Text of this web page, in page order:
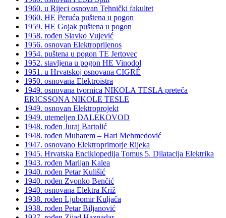
1960. u Rijeci osnovan Tehnički fakultet
1960. HE Peruća puštena u pogon
1959. HE Gojak puštena u pogon
1958. rođen Slavko Vujević
1956. osnovan Elektroprijenos
1954. puštena u pogon TE Jertovec
1952. stavljena u pogon HE Vinodol
1951. u Hrvatskoj osnovana CIGRÉ
1950. osnovana Elektroistra
1949. osnovana tvornica NIKOLA TESLA preteča
ERICSSONA NIKOLE TESLE
1949. osnovan Elektroprojekt
1949. utemeljen DALEKOVOD
1948. rođen Juraj Bartolić
1948. rođen Muharem – Hari Mehmedović
1947. osnovano Elektroprimorje Rijeka
1945. Hrvatska Enciklopedija Tomus 5. Dilatacija Elektrika
1943. rođen Marijan Kalea
1940. rođen Petar Kulišić
1940. rođen Zvonko Benčić
1940. osnovana Elektra Križ
1938. rođen Ljubomir Kuljača
1938. rođen Petar Biljanović